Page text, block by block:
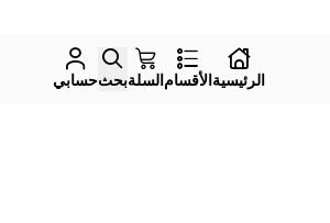
الرئيسية الأقسام السلةبحثحسابي